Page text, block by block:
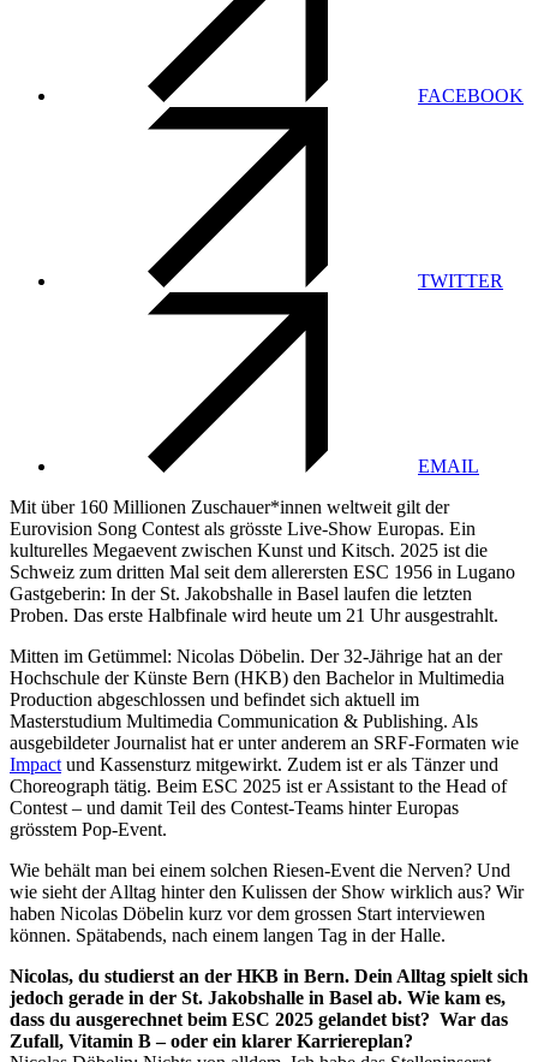
FACEBOOK
TWITTER
EMAIL
Mit über 160 Millionen Zuschauer*innen weltweit gilt der
Eurovision Song Contest als grösste Live-Show Europas. Ein
kulturelles Megaevent zwischen Kunst und Kitsch. 2025 ist die
Schweiz zum dritten Mal seit dem allerersten ESC 1956 in Lugano
Gastgeberin: In der St. Jakobshalle in Basel laufen die letzten
Proben. Das erste Halbfinale wird heute um 21 Uhr ausgestrahlt.
Mitten im Getümmel: Nicolas Döbelin. Der 32-Jährige hat an der
Hochschule der Künste Bern (HKB) den Bachelor in Multimedia
Production abgeschlossen und befindet sich aktuell im
Masterstudium Multimedia Communication & Publishing. Als
ausgebildeter Journalist hat er unter anderem an SRF-Formaten wie
Impact und Kassensturz mitgewirkt. Zudem ist er als Tänzer und
Choreograph tätig. Beim ESC 2025 ist er Assistant to the Head of
Contest – und damit Teil des Contest-Teams hinter Europas
grösstem Pop-Event.
Wie behält man bei einem solchen Riesen-Event die Nerven? Und
wie sieht der Alltag hinter den Kulissen der Show wirklich aus? Wir
haben Nicolas Döbelin kurz vor dem grossen Start interviewen
können. Spätabends, nach einem langen Tag in der Halle.
Nicolas, du studierst an der HKB in Bern. Dein Alltag spielt sich
jedoch gerade in der St. Jakobshalle in Basel ab. Wie kam es,
dass du ausgerechnet beim ESC 2025 gelandet bist? War das
Zufall, Vitamin B – oder ein klarer Karriereplan?